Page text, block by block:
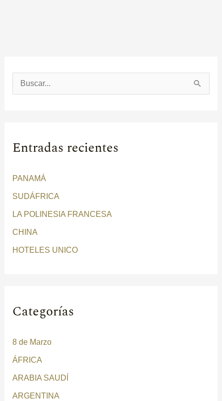
a
p
o
r
:
Entradas recientes
PANAMÁ
SUDÁFRICA
LA POLINESIA FRANCESA
CHINA
HOTELES UNICO
Categorías
8 de Marzo
ÁFRICA
ARABIA SAUDÍ
ARGENTINA